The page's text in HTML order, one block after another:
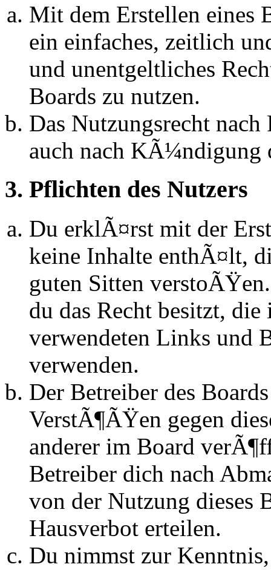
Mit dem Erstellen eines
ein einfaches, zeitlich
und unentgeltliches
Boards zu nutzen.
Das Nutzungsrecht
auch nach KÃ¼ndigung
3. Pflichten des Nutzers
Du erklÃ¤rst mit der
keine Inhalte enthÃ¤lt,
guten Sitten
du das Recht besitzt,
verwendeten Links und
verwenden.
Der Betreiber des
VerstÃ¶ÃŸen gegen
anderer im Board
Betreiber dich nach
von der Nutzung dieses
Hausverbot erteilen.
Du nimmst zur